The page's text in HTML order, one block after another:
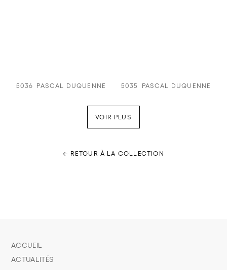
5036 PASCAL DUQUENNE 5035 PASCAL DUQUENNE
VOIR PLUS
← RETOUR À LA COLLECTION
ACCUEIL
ACTUALITÉS